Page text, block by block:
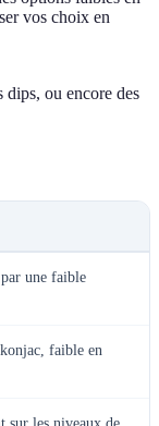
vos choix en
dips, ou encore des
une faible
faible en